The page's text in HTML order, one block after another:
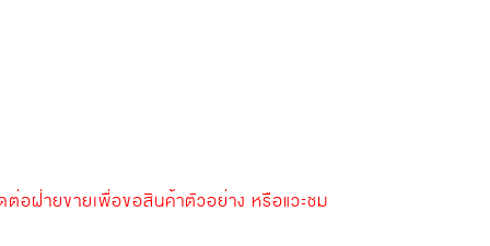
อฝ่ายขายเพื่อขอสินค้าตัวอย่าง หรือแวะชม